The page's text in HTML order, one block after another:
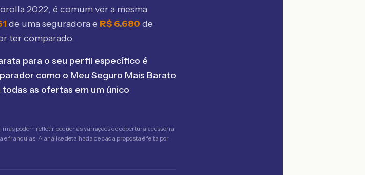
2022, é comum ver a mesma
de uma seguradora e R$ 6.680 de
ter comparado.
para o seu perfil específico é
como o Meu Seguro Mais Barato
as ofertas em um único
, mas podem refletir pequenas variações de cobertura acessória
franquias. A análise detalhada de cada proposta é feita por